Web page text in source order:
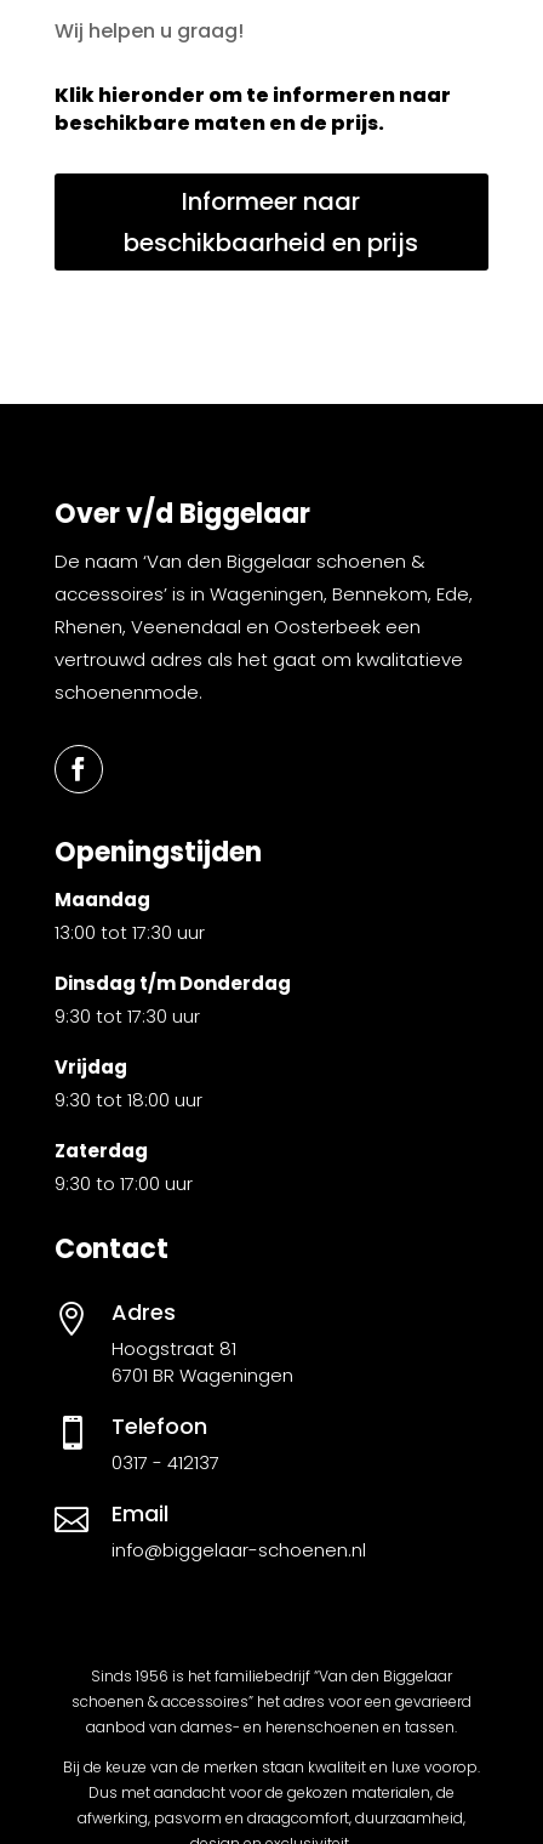
Wij helpen u graag!
Klik hieronder om te informeren naar
beschikbare maten en de prijs.
Informeer naar
beschikbaarheid en prijs
Over v/d Biggelaar
De naam ‘Van den Biggelaar schoenen &
accessoires’ is in Wageningen, Bennekom, Ede,
Rhenen, Veenendaal en Oosterbeek een
vertrouwd adres als het gaat om kwalitatieve
schoenenmode.
Openingstijden
Maandag
13:00 tot 17:30 uur
Dinsdag t/m Donderdag
9:30 tot 17:30 uur
Vrijdag
9:30 tot 18:00 uur
Zaterdag
9:30 to 17:00 uur
Contact
 Adres
Hoogstraat 81
6701 BR Wageningen
 Telefoon
0317 - 412137
 Email
info@biggelaar-schoenen.nl
Sinds 1956 is het familiebedrijf “Van den Biggelaar
schoenen & accessoires” het adres voor een gevarieerd
aanbod van dames- en herenschoenen en tassen.
Bij de keuze van de merken staan kwaliteit en luxe voorop.
Dus met aandacht voor de gekozen materialen, de
afwerking, pasvorm en draagcomfort, duurzaamheid,